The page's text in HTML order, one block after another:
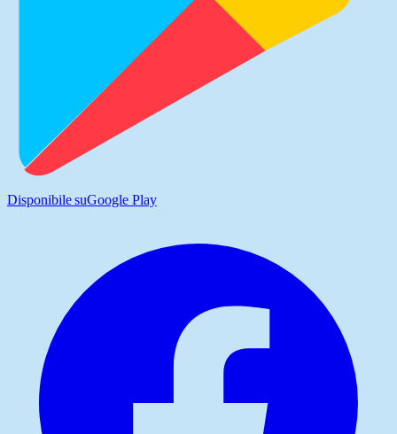
Disponibile suGoogle Play